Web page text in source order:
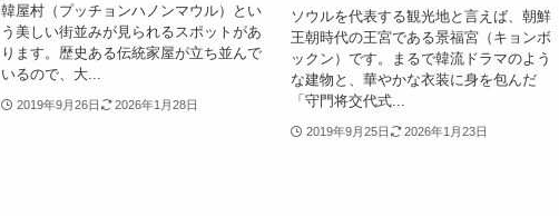
韓屋村（プッチョンハノンマウル）とい
う美しい街並みが見られるスポットがあ
ります。歴史ある伝統家屋が立ち並んで
いるので、大...
2019年9月26日 2026年1月28日
ソウルを代表する観光地と言えば、朝鮮
王朝時代の王宮である景福宮（キョンボ
ックン）です。まるで韓流ドラマのよう
な建物と、華やかな衣装に身を包んだ
「守門将交代式...
2019年9月25日 2026年1月23日